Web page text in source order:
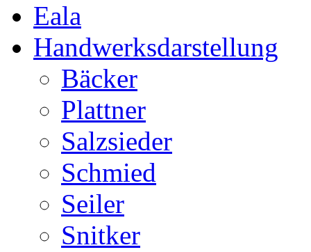
Eala
Handwerksdarstellung
Bäcker
Plattner
Salzsieder
Schmied
Seiler
Snitker